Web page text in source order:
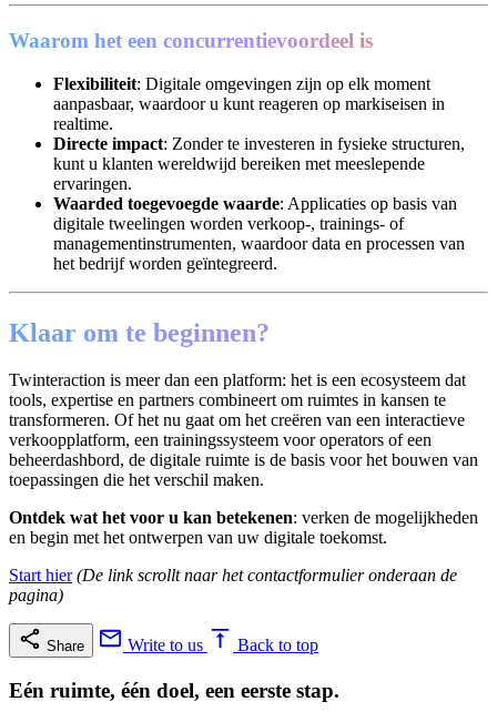
Waarom het een concurrentievoordeel is
Flexibiliteit: Digitale omgevingen zijn op elk moment
aanpasbaar, waardoor u kunt reageren op markiseisen in
realtime.
Directe impact: Zonder te investeren in fysieke structuren,
kunt u klanten wereldwijd bereiken met meeslepende
ervaringen.
Waarded toegevoegde waarde: Applicaties op basis van
digitale tweelingen worden verkoop-, trainings- of
managementinstrumenten, waardoor data en processen van
het bedrijf worden geïntegreerd.
Klaar om te beginnen?
Twinteraction is meer dan een platform: het is een ecosysteem dat
tools, expertise en partners combineert om ruimtes in kansen te
transformeren. Of het nu gaat om het creëren van een interactieve
verkoopplatform, een trainingssysteem voor operators of een
beheerdashbord, de digitale ruimte is de basis voor het bouwen van
toepassingen die het verschil maken.
Ontdek wat het voor u kan betekenen: verken de mogelijkheden
en begin met het ontwerpen van uw digitale toekomst.
Start hier (De link scrollt naar het contactformulier onderaan de
pagina)
Share Write to us Back to top
Eén ruimte, één doel, een eerste stap.